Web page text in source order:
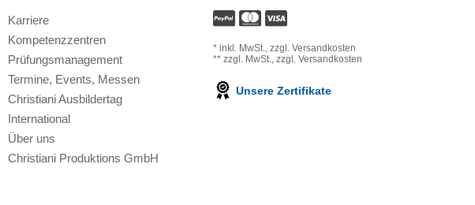
Karriere
Kompetenzzentren
Prüfungsmanagement
Termine, Events, Messen
Christiani Ausbildertag
International
Über uns
Christiani Produktions GmbH
* inkl. MwSt., zzgl. Versandkosten
** zzgl. MwSt., zzgl. Versandkosten
Unsere Zertifikate